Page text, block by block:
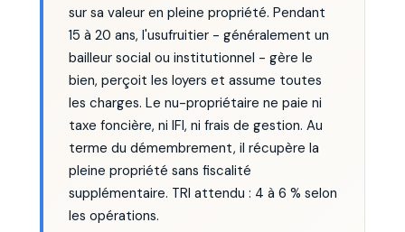
sur sa valeur en pleine propriété. Pendant
15 à 20 ans, l'usufruitier - généralement un
bailleur social ou institutionnel - gère le
bien, perçoit les loyers et assume toutes
les charges. Le nu-propriétaire ne paie ni
taxe foncière, ni IFI, ni frais de gestion. Au
terme du démembrement, il récupère la
pleine propriété sans fiscalité
supplémentaire. TRI attendu : 4 à 6 % selon
les opérations.